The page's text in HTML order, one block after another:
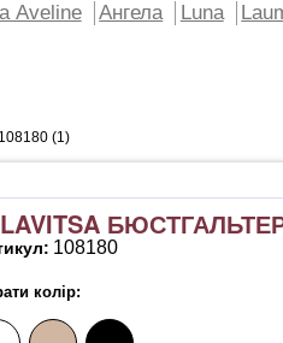
Aveline Ангела Luna
(1)
108180
колір: